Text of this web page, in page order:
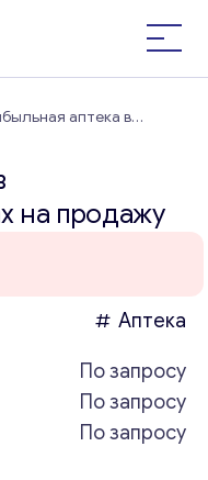
аптека в
на продажу
Аптека
По запросу
По запросу
По запросу